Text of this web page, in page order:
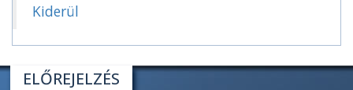
Kiderül
ELŐREJELZÉS